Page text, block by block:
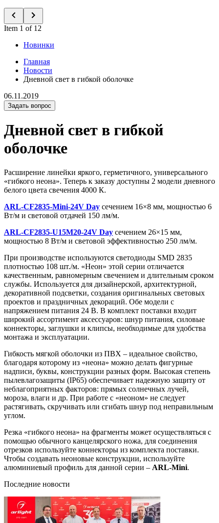
Item 1 of 12
Новинки
Главная
Новости
Дневной свет в гибкой оболочке
06.11.2019
Задать вопрос
Дневной свет в гибкой
оболочке
Расширение линейки яркого, герметичного, универсального
«гибкого неона». Теперь к заказу доступны 2 модели дневного
белого цвета свечения 4000 К.
ARL-CF2835-Mini-24V Day сечением 16×8 мм, мощностью 6
Вт/м и световой отдачей 150 лм/м.
ARL-CF2835-U15M20-24V Day сечением 26×15 мм,
мощностью 8 Вт/м и световой эффективностью 250 лм/м.
При производстве используются светодиоды SMD 2835
плотностью 108 шт./м. «Неон» этой серии отличается
качественным, равномерным свечением и длительным сроком
службы. Используется для дизайнерской, архитектурной,
декоративной подсветки, создания оригинальных световых
проектов и праздничных декораций. Обе модели с
напряжением питания 24 В. В комплект поставки входит
широкий ассортимент аксессуаров: шнур питания, силовые
коннекторы, заглушки и клипсы, необходимые для удобства
монтажа и эксплуатации.
Гибкость мягкой оболочки из ПВХ – идеальное свойство,
благодаря которому из «неона» можно делать фигурные
надписи, буквы, конструкции разных форм. Высокая степень
пылевлагозащиты (IP65) обеспечивает надежную защиту от
неблагоприятных факторов: прямых солнечных лучей,
мороза, влаги и др. При работе с «неоном» не следует
растягивать, скручивать или сгибать шнур под неправильным
углом.
Резка «гибкого неона» на фрагменты может осуществляться с
помощью обычного канцелярского ножа, для соединения
отрезков используйте коннекторы из комплекта поставки.
Чтобы создавать неоновые конструкции, используйте
алюминиевый профиль для данной серии – ARL-Mini.
Последние новости